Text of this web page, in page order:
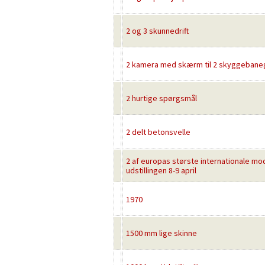
2 og 3 skunnedrift
2 kamera med skærm til 2
2 hurtige spørgsmål
2 delt betonsvelle
2 af europas største internationale
udstillingen 8-9 april
1970
1500 mm lige skinne